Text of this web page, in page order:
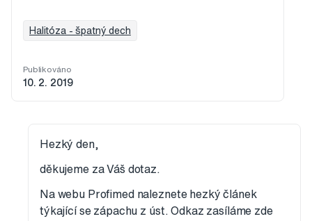
Halitóza - špatný dech
Publikováno
10. 2. 2019
Hezký den,
děkujeme za Váš dotaz.
Na webu Profimed naleznete hezký článek
týkající se zápachu z úst. Odkaz zasíláme zde